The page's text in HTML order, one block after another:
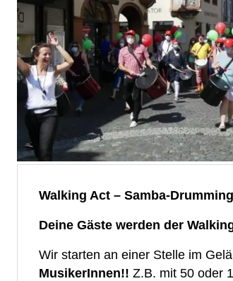
Walking Act – Samba-Drumming
Deine Gäste werden der
Wir starten an einer Stelle im
MusikerInnen!! Z.B. mit 50 oder